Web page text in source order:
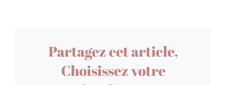
Partagez cet article,
Choisissez votre